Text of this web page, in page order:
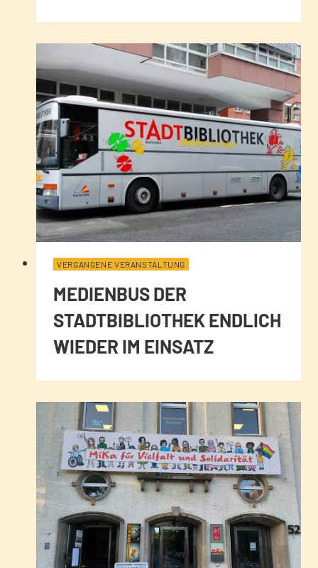
VERGANGENE VERANSTALTUNG
MEDIENBUS DER
STADTBIBLIOTHEK ENDLICH
WIEDER IM EINSATZ